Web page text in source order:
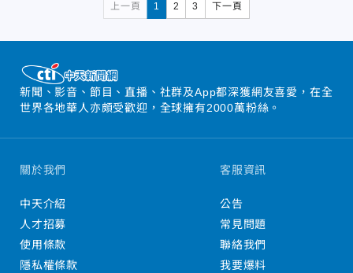
上一頁 1 2 3 下一頁
新聞、影音、節目、直播、社群及App都深獲網友喜愛，在全
世界各地華人亦頗受歡迎，全球擁有2000萬粉絲。
關於我們
中天介紹
人才招募
使用條款
隱私權條款
客服資訊
公告
常見問題
聯絡我們
我要爆料